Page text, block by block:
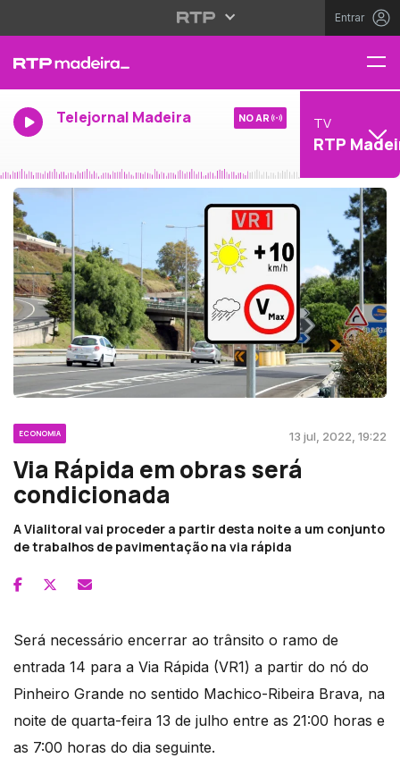
Entrar
Telejornal Madeira NO AR TV
RTP
ECONOMIA 13 jul, 2022, 19:22
Via Rápida em obras será
condicionada
A Vialitoral vai proceder a partir desta noite a um conjunto
de trabalhos de pavimentação na via rápida
Será necessário encerrar ao trânsito o ramo de
entrada 14 para a Via Rápida (VR1) a partir do nó do
Pinheiro Grande no sentido Machico-Ribeira Brava, na
noite de quarta-feira 13 de julho entre as 21:00 horas e
as 7:00 horas do dia seguinte.